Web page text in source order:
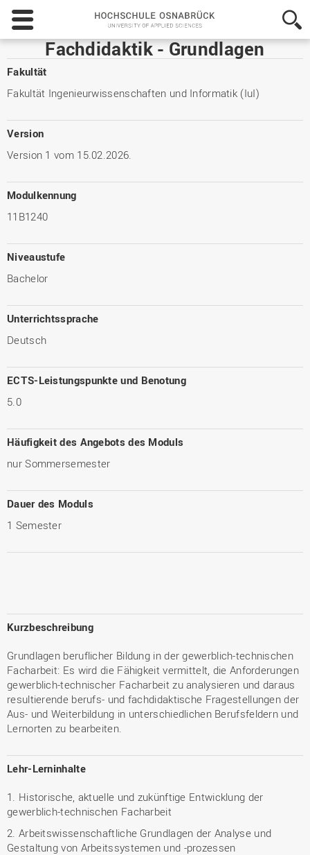
Hochschule
Osnabrück
-
University
Sciences
Fachdidaktik - Grundlagen
Fakultät
Fakultät Ingenieurwissenschaften und Informatik (IuI)
Version
Version 1 vom 15.02.2026.
Modulkennung
11B1240
Niveaustufe
Bachelor
Unterrichtssprache
Deutsch
ECTS-Leistungspunkte und Benotung
5.0
Häufigkeit des Angebots des Moduls
nur Sommersemester
Dauer des Moduls
1 Semester
Kurzbeschreibung
Grundlagen beruflicher Bildung in der gewerblich-technischen
Facharbeit: Es wird die Fähigkeit vermittelt, die Anforderungen
gewerblich-technischer Facharbeit zu analysieren und daraus
resultierende berufs- und fachdidaktische Fragestellungen der
Aus- und Weiterbildung in unterschiedlichen Berufsfeldern und
Lernorten zu bearbeiten.
Lehr-Lerninhalte
1. Historische, aktuelle und zukünftige Entwicklung der
gewerblich-technischen Facharbeit
2. Arbeitswissenschaftliche Grundlagen der Analyse und
Gestaltung von Arbeitssystemen und -prozessen